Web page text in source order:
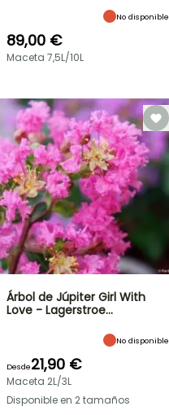
No disponible
89,00 €
Maceta 7,5L/10L
Árbol de Júpiter Girl With
Love - Lagerstroe…
No disponible
Desde21,90 €
Maceta 2L/3L
Disponible en 2 tamaños